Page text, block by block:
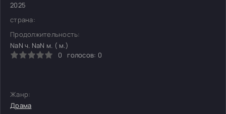
2025
страна:
Продолжительность:
NaN ч. NaN м. ( м.)
0
голосов: 0
Жанр:
Драма